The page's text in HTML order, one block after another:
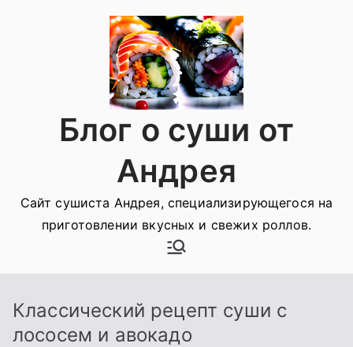
Блог о суши от
Андрея
Сайт сушиста Андрея, специализирующегося на
приготовлении вкусных и свежих роллов.
Классический рецепт суши с
лососем и авокадо